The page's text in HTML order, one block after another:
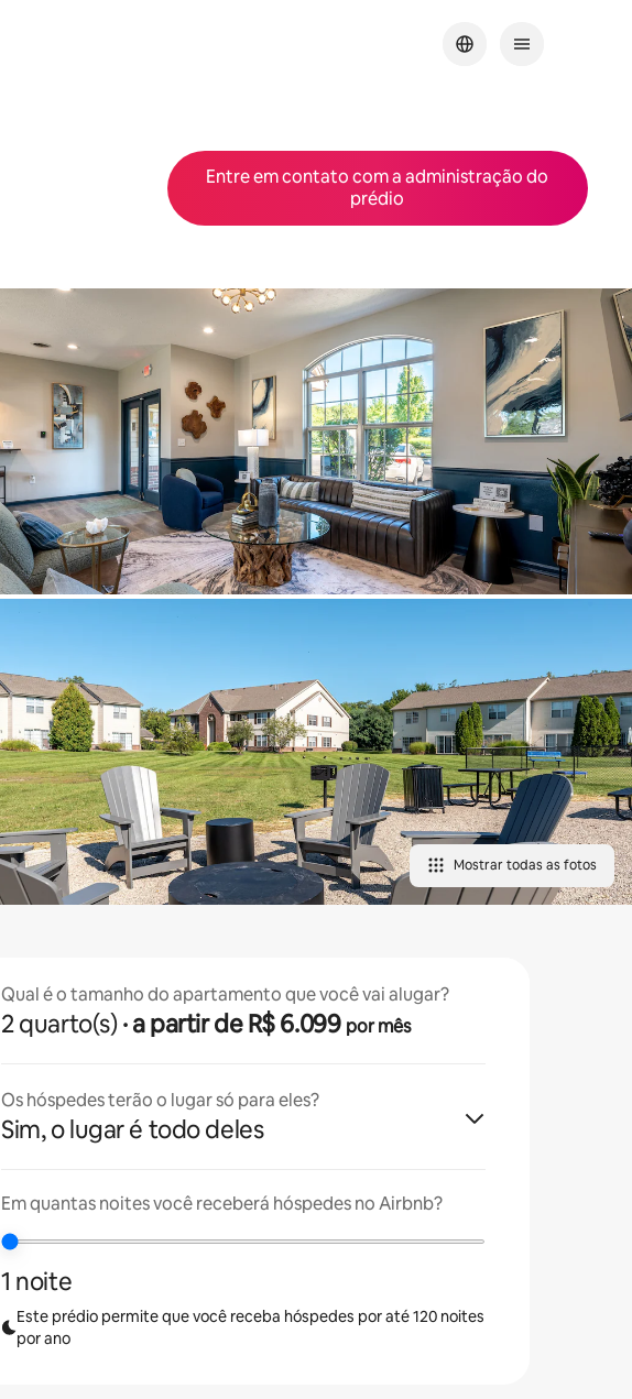
Entre em contato com a administração do
prédio
Mostrar todas as fotos
Qual é o tamanho do apartamento que você vai alugar?
2 quarto(s) · a partir de R$ 6.099 por mês
Os hóspedes terão o lugar só para eles?
Sim, o lugar é todo deles
Em quantas noites você receberá hóspedes no Airbnb?
1 noite
Este prédio permite que você receba hóspedes por até 120 noites
por ano